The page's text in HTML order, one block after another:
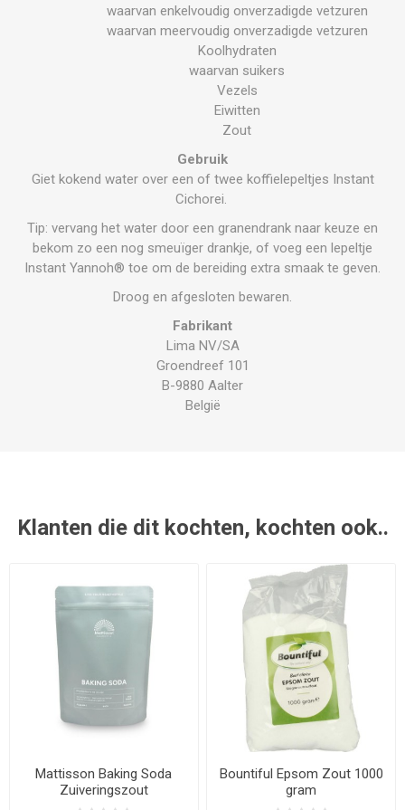
waarvan enkelvoudig onverzadigde vetzuren
waarvan meervoudig onverzadigde vetzuren
Koolhydraten
waarvan suikers
Vezels
Eiwitten
Zout
Gebruik
Giet kokend water over een of twee koffielepeltjes Instant
Cichorei.
Tip: vervang het water door een granendrank naar keuze en
bekom zo een nog smeuïger drankje, of voeg een lepeltje
Instant Yannoh® toe om de bereiding extra smaak te geven.
Droog en afgesloten bewaren.
Fabrikant
Lima NV/SA
Groendreef 101
B-9880 Aalter
België
Klanten die dit kochten, kochten ook..
Mattisson Baking Soda
Zuiveringszout
Natriumbicarbonaat 650
Bountiful Epsom Zout 1000
gram